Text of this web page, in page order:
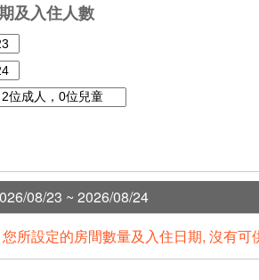
及入住人數
08/23 ~ 2026/08/24
您所設定的房間數量及入住日期, 沒有